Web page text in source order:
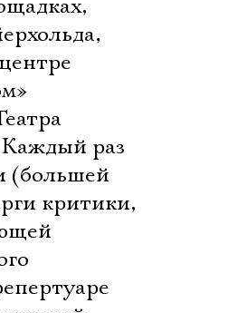
раз
(большей
критики,